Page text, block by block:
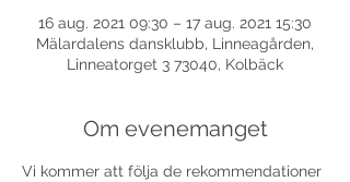
16 aug. 2021 09:30 – 17 aug. 2021 15:30
Mälardalens dansklubb, Linneagården,
Linneatorget 3 73040, Kolbäck
Om evenemanget
Vi kommer att följa de rekommendationer